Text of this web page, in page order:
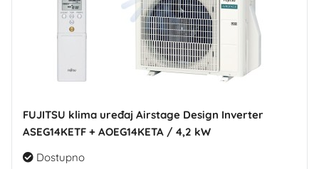
FUJITSU klima uređaj Airstage Design Inverter
ASEG14KETF + AOEG14KETA / 4,2 kW
Dostupno